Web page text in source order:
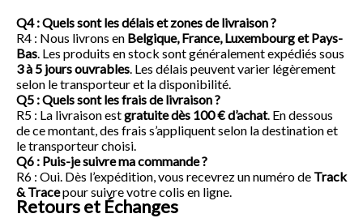
Q4 : Quels sont les délais et zones de livraison ?
R4 : Nous livrons en Belgique, France, Luxembourg et Pays-
Bas. Les produits en stock sont généralement expédiés sous
3 à 5 jours ouvrables. Les délais peuvent varier légèrement
selon le transporteur et la disponibilité.
Q5 : Quels sont les frais de livraison ?
R5 : La livraison estgratuite dès 100 € d’achat. En dessous
de ce montant, des frais s’appliquent selon la destination et
le transporteur choisi.
Q6 : Puis-je suivre ma commande ?
R6 : Oui. Dès l’expédition, vous recevrez un numéro de Track
& Tracepour suivre votre colis en ligne.
Retours et Échanges